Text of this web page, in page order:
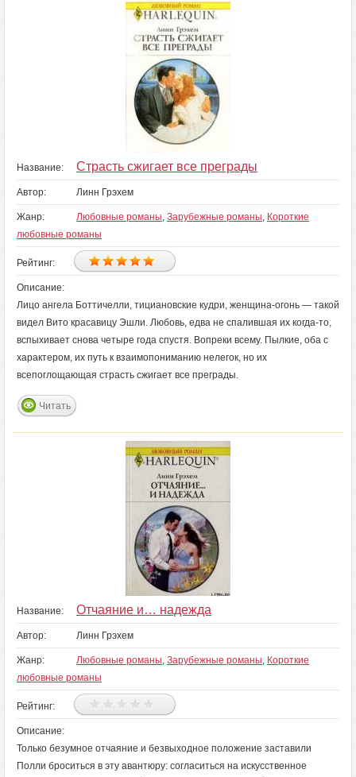
Название: Страсть сжигает все преграды
Автор: Линн Грэхем
Жанр: Любовные романы, Зарубежные романы, Короткие
любовные романы
Рейтинг:
Описание:
Лицо ангела Боттичелли, тициановские кудри, женщина-огонь — такой
видел Вито красавицу Эшли. Любовь, едва не спалившая их когда-то,
вспыхивает снова четыре года спустя. Вопреки всему. Пылкие, оба с
характером, их путь к взаимопониманию нелегок, но их
всепоглощающая страсть сжигает все преграды.
Читать
Название: Отчаяние и… надежда
Автор: Линн Грэхем
Жанр: Любовные романы, Зарубежные романы, Короткие
любовные романы
Рейтинг:
Описание:
Только безумное отчаяние и безвыходное положение заставили
Полли броситься в эту авантюру: согласиться на искусственное